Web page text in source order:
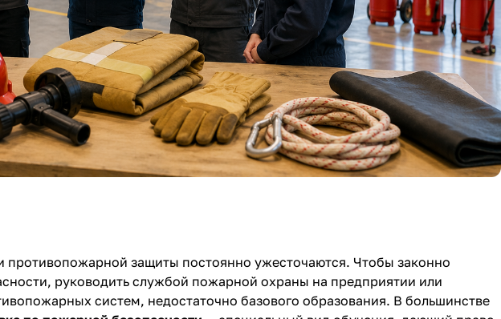
противопожарной защиты постоянно ужесточаются. Чтобы законно
руководить службой пожарной охраны на предприятии или
систем, недостаточно базового образования. В большинстве